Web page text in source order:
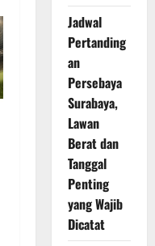
Jadwal
Pertanding
an
Persebaya
Surabaya,
Lawan
Berat dan
Tanggal
Penting
yang Wajib
Dicatat